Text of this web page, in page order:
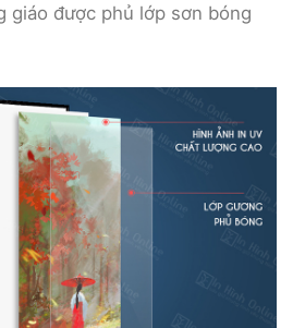
giáo được phủ lớp sơn bóng